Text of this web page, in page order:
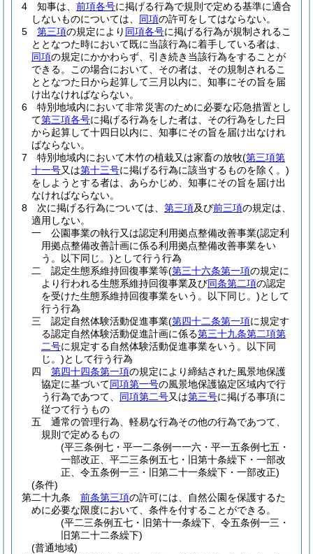
4
知事は、 前項各号に掲げる行為で規則で定める基準に適合
しないものについては、 同項の許可をしてはならない。
5
第三項の規定により 同項各号に掲げる行為が規制されるこ
ととなつた時において既に当該行為に着手している者は、
同項の規定にかかわらず、引き続き当該行為をすることが
できる。
この場合において、その者は、その規制されるこ
ととなつた日から起算して三月以内に、知事にその旨を届
け出なければならない。
6
特別地域内において非常災害のために必要な応急措置とし
て第三項各号に掲げる行為をした者は、その行為をした日
から起算して十四日以内に、知事にその旨を届け出なけれ
ばならない。
7
特別地域内において木竹の植栽又は家畜の放牧(第三項第
十一号又は第十三号に掲げる行為に該当するものを除く。)
をしようとする者は、あらかじめ、知事にその旨を届け出
なければならない。
8
次に掲げる行為については、 第三項及び前三項の規定は、
適用しない。
一
公園事業の執行又は認定利用拠点整備改善事業(認定利
用拠点整備改善計画に係る利用拠点整備改善事業をい
う。以下同じ。)として行う行為
二
認定生態系維持回復事業等(第三十六条第一項の規定に
より行われる生態系維持回復事業及び同条第二項の認定
を受けた生態系維持回復事業をいう。以下同じ。)として
行う行為
三
認定自然体験活動促進事業(第四十二条第一項に規定す
る認定自然体験活動促進計画に係る第三十九条第二項第
二号に規定する自然体験活動促進事業をいう。以下同
じ。)として行う行為
四
第四十四条第一項の規定により締結された風景地保護
協定に基づいて同項第一号の風景地保護協定区域内で行
う行為であつて、 同項第二号又は第三号に掲げる事項に
従つて行うもの
五
通常の管理行為、軽易な行為その他の行為であつて、
規則で定めるもの
(平三条例七・平一二条例一一六・平一五条例七五・
一部改正、平二三条例五七・旧第十条繰下・一部改
正、令五条例一三・旧第二十一条繰下・一部改正)
(条件)
第二十九条
前条第三項の許可には、自然公園を保護するた
めに必要な限度において、条件を付することができる。
(平二三条例五七・旧第十一条繰下、令五条例一三・
旧第二十二条繰下)
(普通地域)